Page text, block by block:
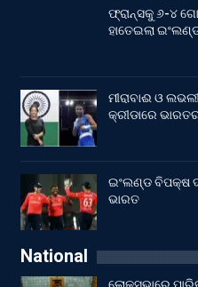
ଫ୍ରାନ୍ସକୁ ୬-୪
ହାତେଇଲା
ମୀରାବାଈ ଓ
କ୍ରୀଡାରେ
ଇଂଲଣ୍ଡ ବିପକ୍ଷ
ଭାରତ
National